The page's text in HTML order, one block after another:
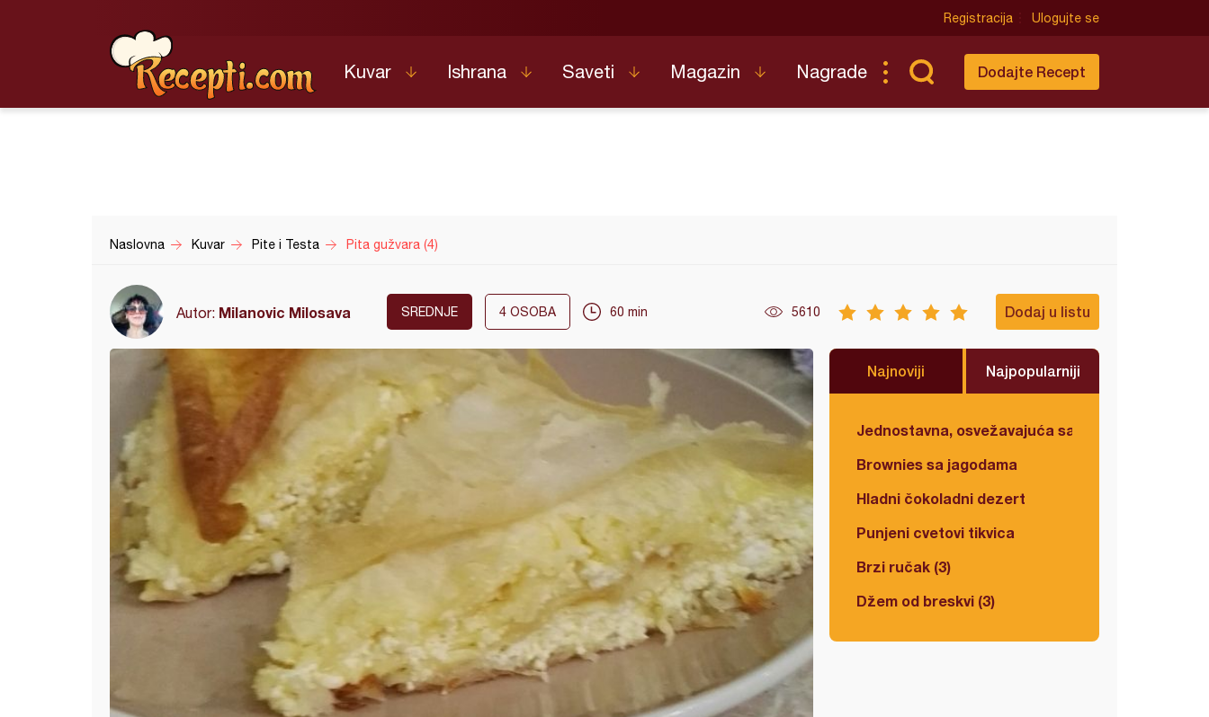
Registracija Ulogujte se
Kuvar Ishrana Saveti Magazin Nagrade Dodajte Recept
Naslovna Kuvar Pite i Testa Pita gužvara (4)
Autor: Milanovic Milosava SREDNJE 4 OSOBA 60 min 5610 Dodaj u listu
Najnoviji Najpopularniji
Jednostavna, osvežavajuća salata
Brownies sa jagodama
Hladni čokoladni dezert
Punjeni cvetovi tikvica
Brzi ručak (3)
Džem od breskvi (3)